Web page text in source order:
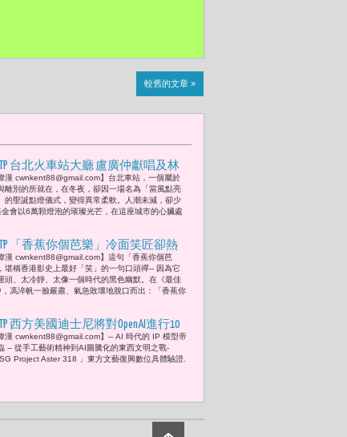
較舊的文章 »
台北火車站大廳 盧廣仲獻唱及林
傳愛 點亮微風聖誕樹6萬顆燈泡
年以『當微風點亮車站』為主題，
微風化作光的軌跡，將愛與祝福傳
漢 cwnkent88@gmail.com】台北車站，一個屬於
離別的所就在，在冬夜，卻因一場名為「當風點亮
的聖誕點燈儀式，變得異常柔軟。人潮未減，卻少
會以6萬顆燈泡的璀璨光芒，在這座城市的心臟處
「香蕉你個芭樂」冷面笑匠卻熱
治靈魂的馮淬帆最後告別「笑，是
戲賴以維生的武器；誠，是他終其
的尊嚴底線。」
漢 cwnkent88@gmail.com】這句「香蕉你個芭
堪稱香港影史上最好「笑」的一句口頭禪-- 因為它
頭、太冷靜、太像一個時代的黑色幽默。在《最佳
馮淬帆一臉嚴肅、氣急敗壞地脫口而出：「香蕉你
西方美國迪士尼將對OpenAI進行10
元的股權投資合作來看 東方日本宮
的藝術孤島策略
漢 cwnkent88@gmail.com】-- AI 時代的 IP 模型帝
-- 從手工藝術精神到AI圖騰化的東西文明之戰-
Project Aster 318 」東方文藝復興數位具體驗證.